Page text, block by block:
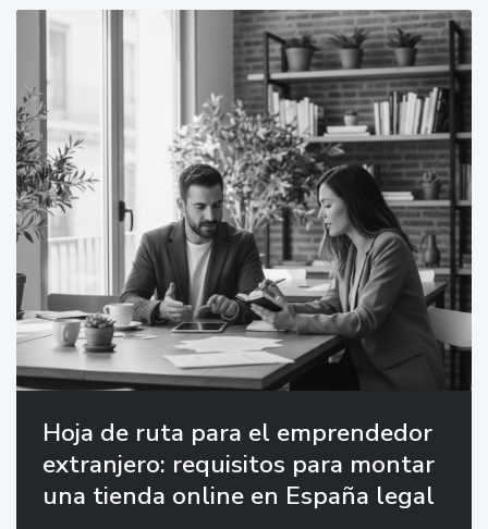
Hoja de ruta para el emprendedor
extranjero: requisitos para montar
una tienda online en España legal